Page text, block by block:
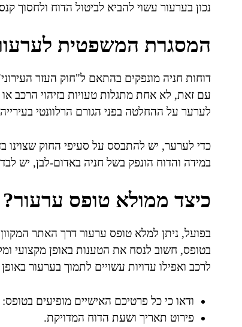
נכון בערעור עשוי להביא לביטול הדוח ולחסוך
המסגרת המשפטית
דוחות חניה מונפקים בהתאם ל"חוק העזר
עם זאת, לא אחת מתגלות טעויות בזיהוי הרכב
לערער על ההחלטה בפני הגורם הרלוונטי
כדי לערער, יש להתבסס על סעיפי החוק
במידה והדוח הונפק בשל חניה באדום-לבן, יש
כיצד ממולא טופס ערעור?
בפועל, ניתן למלא טופס ערעור דרך האתר
בטופס, חשוב לנסח את הטענות באופן מקצועי
לרכב ואפילו עדויות עשויים לתמוך בערעור
ודאו כי כל פרטיכם האישיים מופיעים
פירוט תאריך ושעת הדוח המדויקת.